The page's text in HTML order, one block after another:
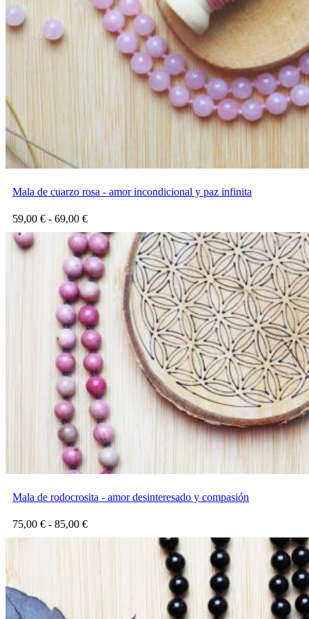
Mala de cuarzo rosa - amor incondicional y paz infinita
59,00 € - 69,00 €Rango
de
precios:
desde
59,00 €
hasta
69,00 €
Mala de rodocrosita - amor desinteresado y compasión
75,00 € - 85,00 €Rango
de